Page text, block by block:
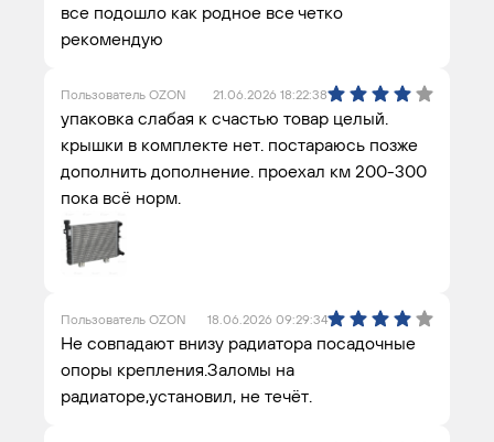
все подошло как родное все четко
рекомендую
Пользователь OZON 21.06.2026 18:22:38
упаковка слабая к счастью товар целый.
крышки в комплекте нет. постараюсь позже
дополнить дополнение. проехал км 200-300
пока всё норм.
Пользователь OZON 18.06.2026 09:29:34
Не совпадают внизу радиатора посадочные
опоры крепления.Заломы на
радиаторе,установил, не течёт.